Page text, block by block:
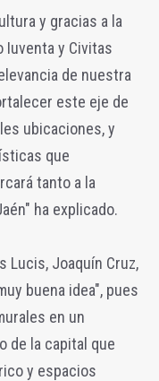
y gracias a la
Iuventa y Civitas
de nuestra
este eje de
ubicaciones, y
que
tanto a la
ha explicado.
Lucis, Joaquín Cruz,
buena idea", pues
en un
de la capital que
y espacios